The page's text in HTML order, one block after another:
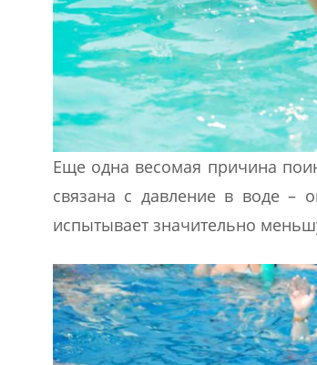
Еще одна весомая причина
связана с давление в воде –
испытывает значительно